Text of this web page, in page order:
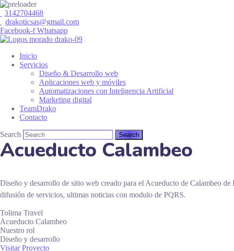
3142704468
drakoticsas@gmail.com
Facebook-f Whatsapp
Inicio
Servicios
Diseño & Desarrollo web
Aplicaciones web y móviles
Automatizaciones con Inteligencia Artificial
Marketing digital
TeamDrako
Contacto
Search
Acueducto Calambeo
Diseño y desarrollo de sitio web creado para el Acueducto de Calambeo
difusión de servicios, ultimas noticias con modulo de PQRS.
Tolima Travel
Acueducto Calambeo
Nuestro rol
Diseño y desarrollo
Visitar Proyecto